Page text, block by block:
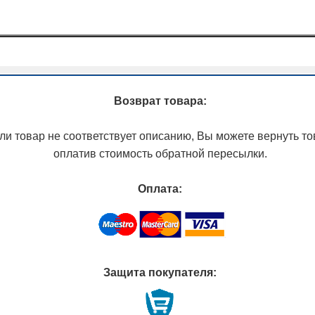
Возврат товара:
товар не соответствует описанию, Вы можете вернуть
оплатив стоимость обратной пересылки.
Оплата:
Защита покупателя: